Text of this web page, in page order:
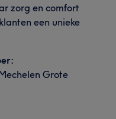
zorg en comfort
een unieke
Grote